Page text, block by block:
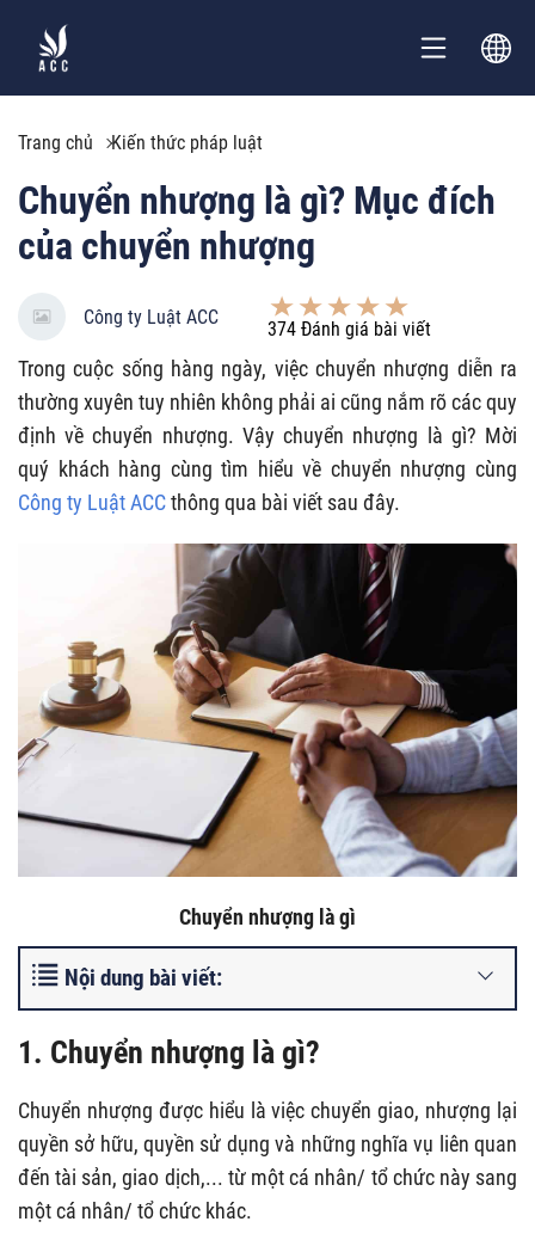
Trang chủ Kiến thức pháp luật
Chuyển nhượng là gì? Mục đích
của chuyển nhượng
Công ty Luật ACC
374 Đánh giá bài viết
Trong cuộc sống hàng ngày, việc chuyển nhượng diễn ra
thường xuyên tuy nhiên không phải ai cũng nắm rõ các quy
định về chuyển nhượng. Vậy chuyển nhượng là gì? Mời
quý khách hàng cùng tìm hiểu về chuyển nhượng cùng
Công ty Luật ACCthông qua bài viết sau đây.
Chuyển nhượng là gì
Nội dung bài viết:
1. Chuyển nhượng là gì?
Chuyển nhượng được hiểu là việc chuyển giao, nhượng lại
quyền sở hữu, quyền sử dụng và những nghĩa vụ liên quan
đến tài sản, giao dịch,... từ một cá nhân/ tổ chức này sang
một cá nhân/ tổ chức khác.